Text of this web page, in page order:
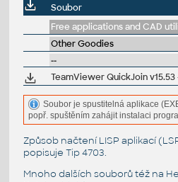
Soubor
Other Goodies
--
Soubor je spustitelná aplikace
popř. spuštěním zahájit instalaci
Způsob načtení LISP aplikací
popisuje Tip 4703.
Mnoho dalších souborů též na